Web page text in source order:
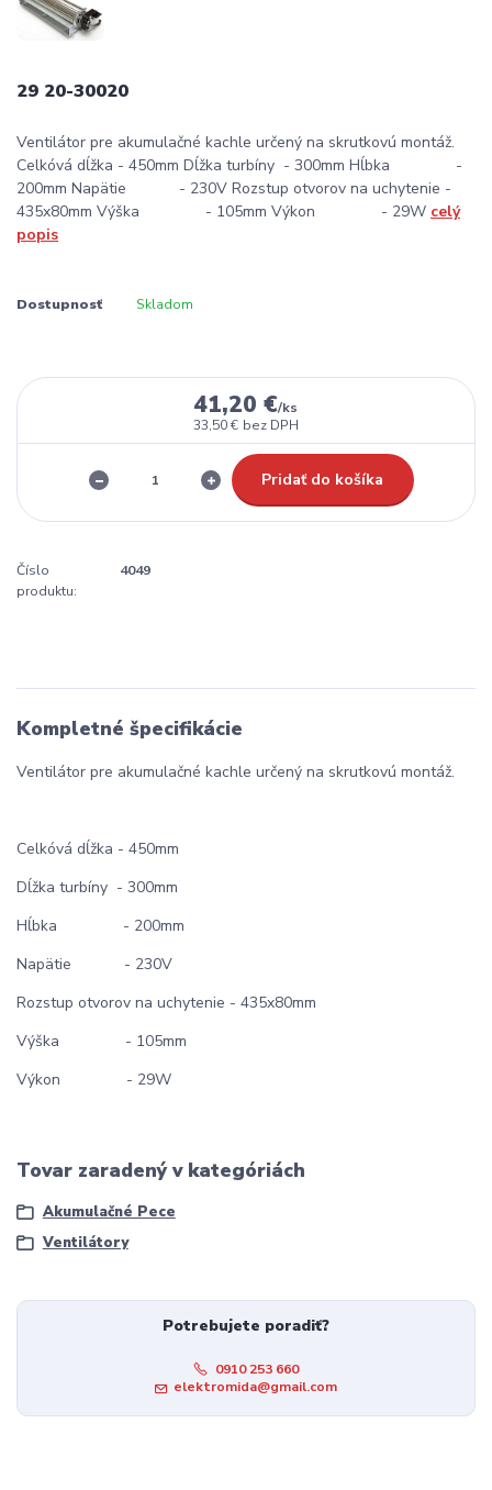
29 20-30020
Ventilátor pre akumulačné kachle určený na skrutkovú montáž.
Celkóvá dĺžka - 450mm Dĺžka turbíny - 300mm Hĺbka -
200mm Napätie - 230V Rozstup otvorov na uchytenie -
435x80mm Výška - 105mm Výkon - 29W celý
popis
Dostupnosť Skladom
41,20 €/ks
33,50 € bez DPH
Pridať do košíka
Číslo
produktu:
4049
Kompletné špecifikácie
Ventilátor pre akumulačné kachle určený na skrutkovú montáž.
Celkóvá dĺžka - 450mm
Dĺžka turbíny - 300mm
Hĺbka - 200mm
Napätie - 230V
Rozstup otvorov na uchytenie - 435x80mm
Výška - 105mm
Výkon - 29W
Tovar zaradený v kategóriách
Akumulačné Pece
Ventilátory
Potrebujete poradiť?
0910 253 660
elektromida@gmail.com